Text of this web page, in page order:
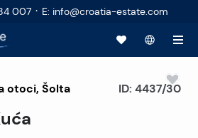
007 · E: info@croatia-estate.com
otoci, Šolta ID: 4437/30